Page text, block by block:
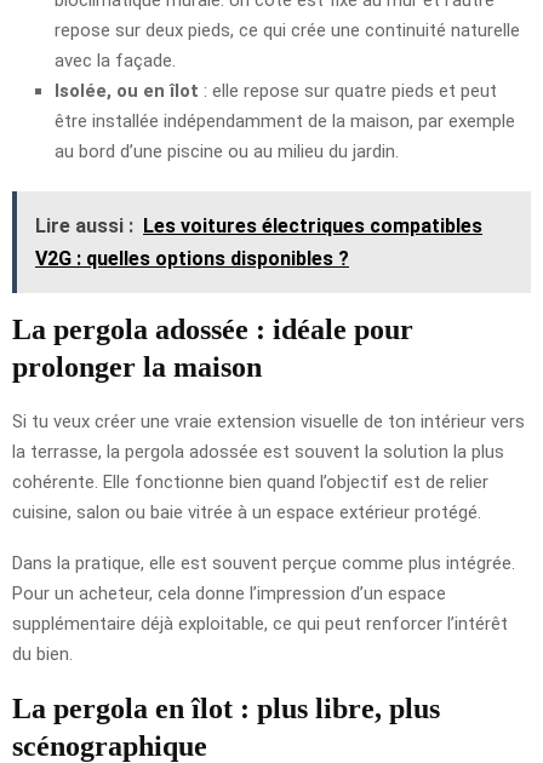
repose sur deux pieds, ce qui crée une continuité naturelle
avec la façade.
Isolée, ou en îlot : elle repose sur quatre pieds et peut
être installée indépendamment de la maison, par exemple
au bord d’une piscine ou au milieu du jardin.
Lire aussi : Les voitures électriques compatibles
V2G : quelles options disponibles ?
La pergola adossée : idéale pour
prolonger la maison
Si tu veux créer une vraie extension visuelle de ton intérieur vers
la terrasse, la pergola adossée est souvent la solution la plus
cohérente. Elle fonctionne bien quand l’objectif est de relier
cuisine, salon ou baie vitrée à un espace extérieur protégé.
Dans la pratique, elle est souvent perçue comme plus intégrée.
Pour un acheteur, cela donne l’impression d’un espace
supplémentaire déjà exploitable, ce qui peut renforcer l’intérêt
du bien.
La pergola en îlot : plus libre, plus
scénographique